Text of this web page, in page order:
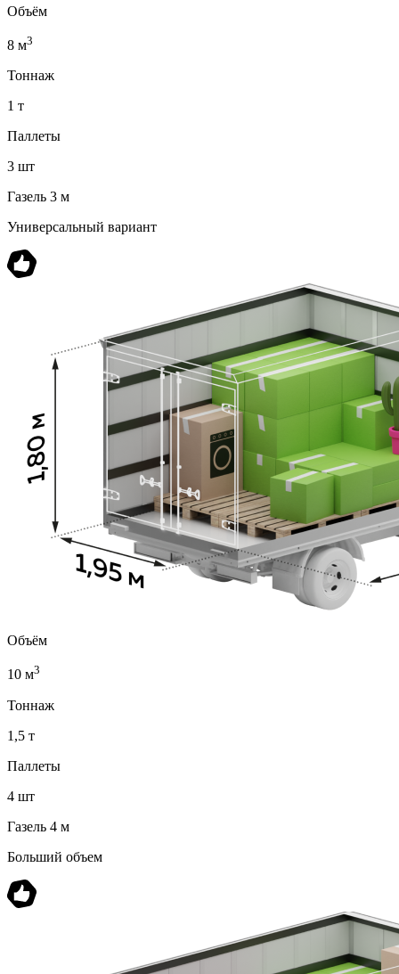
Объём
8 м3
Тоннаж
1 т
Паллеты
3 шт
Газель 3 м
Универсальный вариант
Объём
10 м3
Тоннаж
1,5 т
Паллеты
4 шт
Газель 4 м
Больший объем